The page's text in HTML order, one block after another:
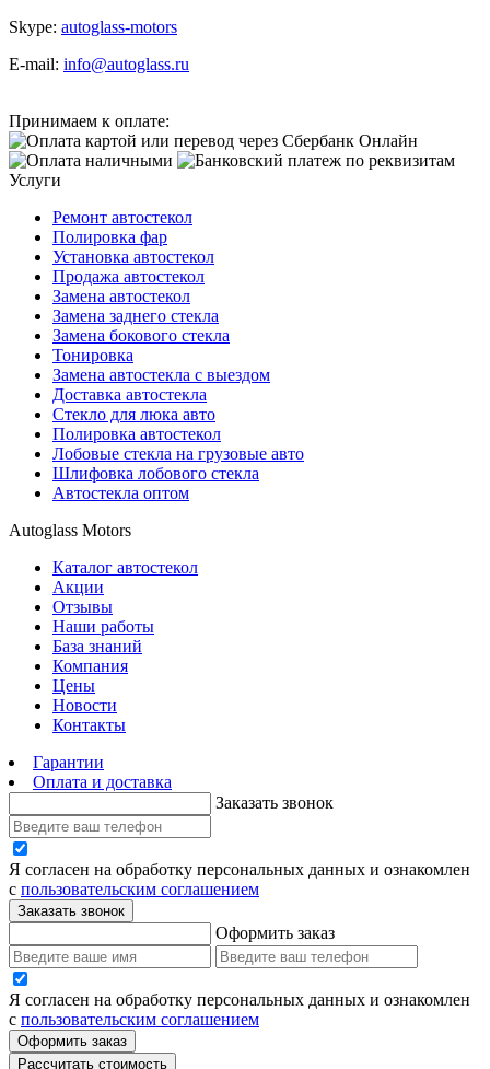
Skype: autoglass-motors
E-mail: info@autoglass.ru
Принимаем к оплате:
Услуги
Ремонт автостекол
Полировка фар
Установка автостекол
Продажа автостекол
Замена автостекол
Замена заднего стекла
Замена бокового стекла
Тонировка
Замена автостекла с выездом
Доставка автостекла
Стекло для люка авто
Полировка автостекол
Лобовые стекла на грузовые авто
Шлифовка лобового стекла
Автостекла оптом
Autoglass Motors
Каталог автостекол
Акции
Отзывы
Наши работы
База знаний
Компания
Цены
Новости
Контакты
Гарантии
Оплата и доставка
Заказать звонок
Я согласен на обработку персональных данных и ознакомлен
с пользовательским соглашением
Заказать звонок
Оформить заказ
Я согласен на обработку персональных данных и ознакомлен
с пользовательским соглашением
Оформить заказ
Рассчитать стоимость